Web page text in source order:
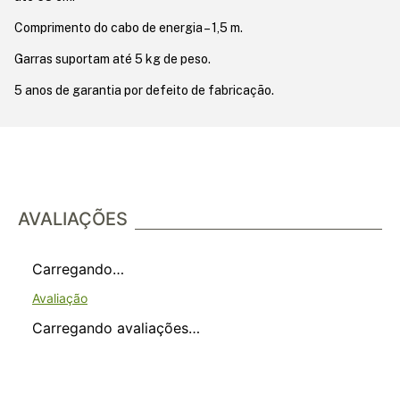
Comprimento do cabo de energia – 1,5 m.
Garras suportam até 5 kg de peso.
5 anos de garantia por defeito de fabricação.
AVALIAÇÕES
Carregando…
Carregando avaliações…